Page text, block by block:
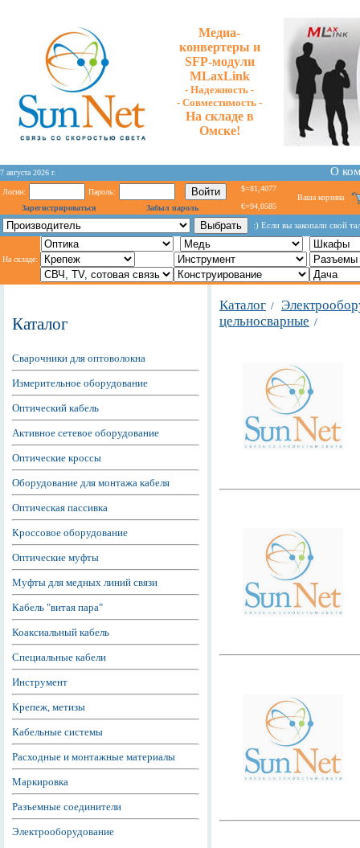
Медиа-
конвертеры и
SFP-модули
MLaxLink
- Надежность -
- Cовместимость -
На складе в
Омске!
7 августа 2026 г. О
Логин:
Пароль:
Зарегистрироваться
Забыл пароль
$=81,4077
€=94,0585
Ваша корзина
:) Если вы закопали свой
На складе:
Каталог
Сварочники для оптоволокна
Измерительное оборудование
Оптический кабель
Активное сетевое оборудование
Оптические кроссы
Оборудование для монтажа кабеля
Оптическая пассивка
Кроссовое оборудование
Оптические муфты
Муфты для медных линий связи
Кабель "витая пара"
Коаксиальный кабель
Специальные кабели
Инструмент
Крепеж, метизы
Кабельные системы
Расходные и монтажные материалы
Маркировка
Разъемные соединители
Электрооборудование
Каталог /
цельносварные /